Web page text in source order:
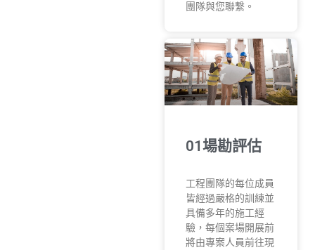
團隊與您聯繫。
01場勘評估
工程團隊的每位成員
皆經過嚴格的訓練並
具備多年的施工經
驗，每個案場開展前
將由專案人員前往現